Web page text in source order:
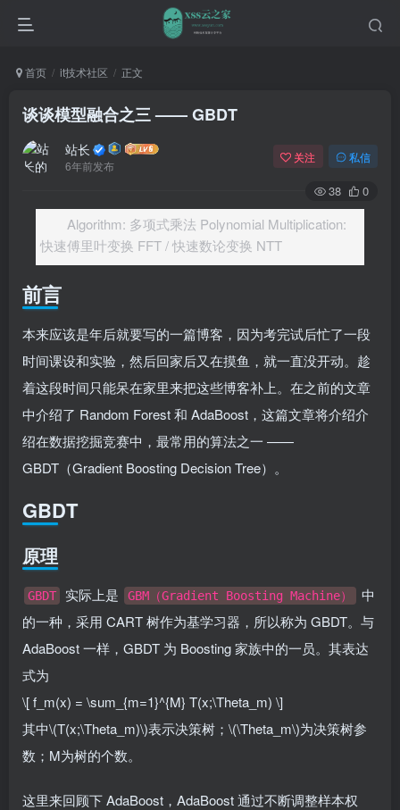
首页 it技术社区 正文
谈谈模型融合之三 —— GBDT
站长
6年前发布
关注 私信
38 0
Algorithm: 多项式乘法 Polynomial Multiplication:
快速傅里叶变换 FFT / 快速数论变换 NTT
前言
本来应该是年后就要写的一篇博客，因为考完试后忙了一段
时间课设和实验，然后回家后又在摸鱼，就一直没开动。趁
着这段时间只能呆在家里来把这些博客补上。在之前的文章
中介绍了 Random Forest 和 AdaBoost，这篇文章将介绍介
绍在数据挖掘竞赛中，最常用的算法之一 ——
GBDT（Gradient Boosting Decision Tree）。
GBDT
原理
GBDT 实际上是 GBM（Gradient Boosting Machine）
中
的一种，采用 CART 树作为基学习器，所以称为 GBDT。与
AdaBoost 一样，GBDT 为 Boosting 家族中的一员。其表达
式为
\[ f_m(x) = \sum_{m=1}^{M} T(x;\Theta_m) \]
其中\(T(x;\Theta_m)\)表示决策树； \(\Theta_m\)为决策树参
数；M为树的个数。
这里来回顾下 AdaBoost，AdaBoost 通过不断调整样本权